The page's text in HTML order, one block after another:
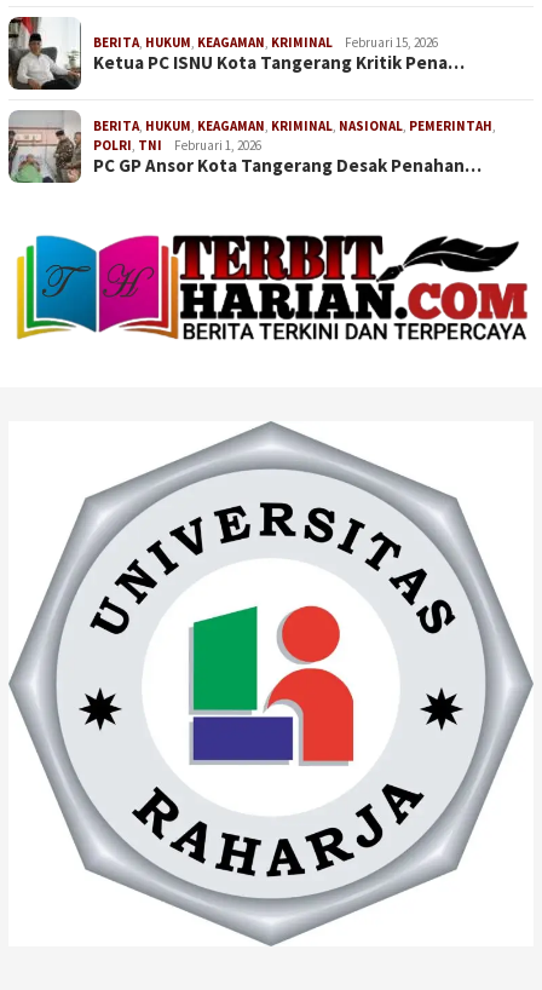
BERITA HUKUM KEAGAMAN KRIMINAL Februari 15, 2026
Ketua PC ISNU Kota Tangerang Kritik Pena…
BERITA HUKUM KEAGAMAN KRIMINAL NASIONAL PEMERINTAH
POLRI TNI Februari 1, 2026
PC GP Ansor Kota Tangerang Desak Penahan…